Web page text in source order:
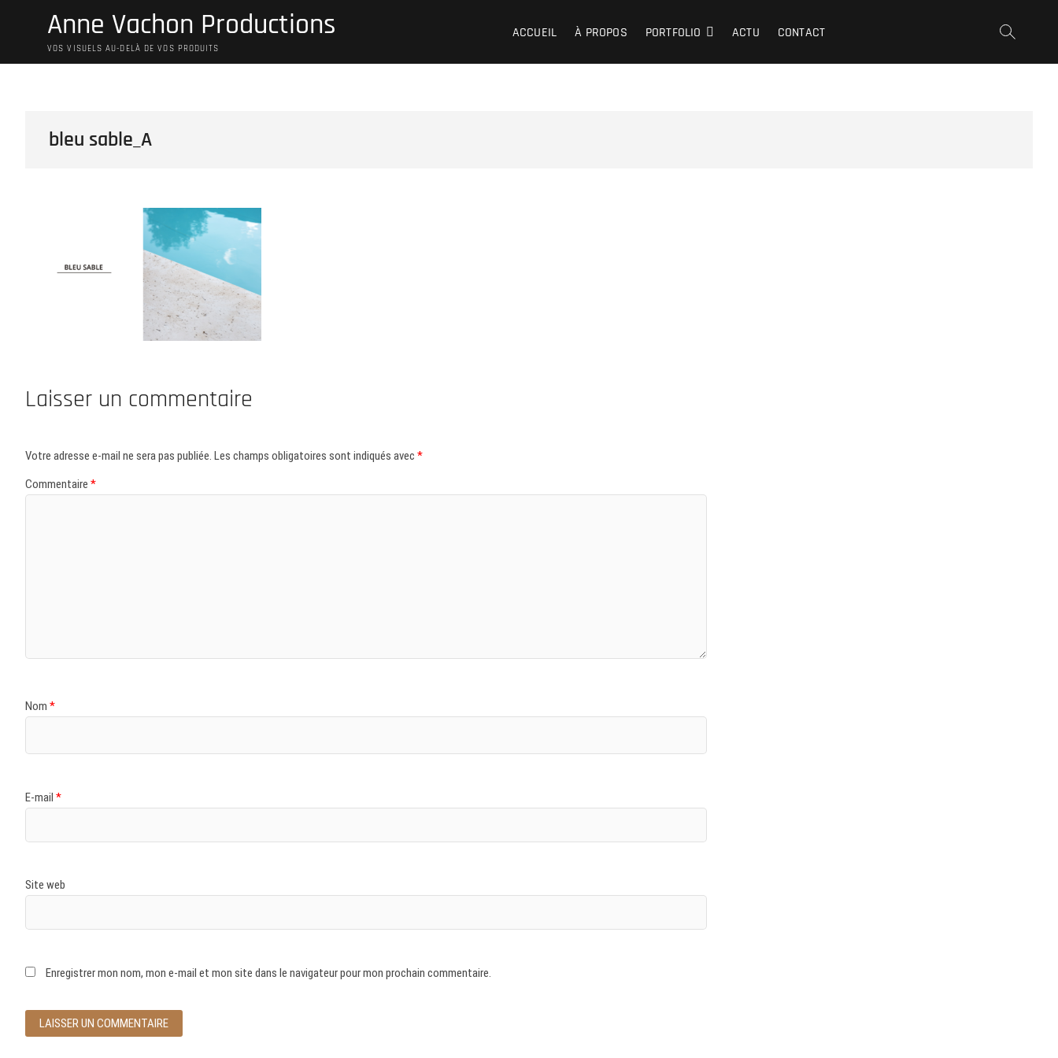
Anne Vachon Productions
VOS VISUELS AU-DELÀ DE VOS PRODUITS
ACCUEIL À PROPOS PORTFOLIO ACTU CONTACT
bleu sable_A
Laisser un commentaire
Votre adresse e-mail ne sera pas publiée. Les champs obligatoires sont indiqués avec *
Commentaire *
Nom *
E-mail *
Site web
Enregistrer mon nom, mon e-mail et mon site dans le navigateur pour mon prochain commentaire.